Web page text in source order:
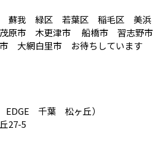
蘇我 緑区 若葉区 稲毛区 美浜
原市 木更津市 船橋市 習志野市
大網白里市 お待ちしています
EDGE 千葉 松ヶ丘）
27-5